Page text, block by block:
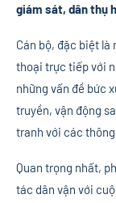
giám sát, dân thụ
Cán bộ, đặc biệt là
thoại trực tiếp với
những vấn đề bức
truyền, vận động
tranh với các
Quan trọng nhất,
tác dân vận với